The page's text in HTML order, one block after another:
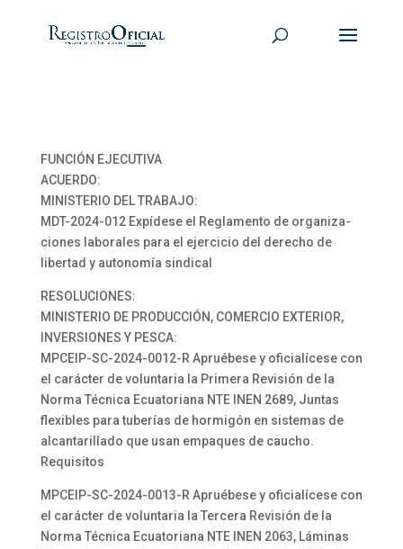
FUNCIÓN EJECUTIVA
ACUERDO:
MINISTERIO DEL TRABAJO:
MDT-2024-012 Expídese el Reglamento de organiza-
ciones laborales para el ejercicio del derecho de
libertad y autonomía sindical
RESOLUCIONES:
MINISTERIO DE PRODUCCIÓN, COMERCIO EXTERIOR,
INVERSIONES Y PESCA:
MPCEIP-SC-2024-0012-R Apruébese y oficialícese con
el carácter de voluntaria la Primera Revisión de la
Norma Técnica Ecuatoriana NTE INEN 2689, Juntas
flexibles para tuberías de hormigón en sistemas de
alcantarillado que usan empaques de caucho.
Requisitos
MPCEIP-SC-2024-0013-R Apruébese y oficialícese con
el carácter de voluntaria la Tercera Revisión de la
Norma Técnica Ecuatoriana NTE INEN 2063, Láminas